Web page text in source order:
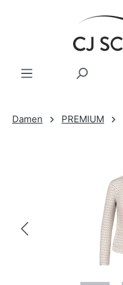
Zum Hauptinhalt springen
Damen PREMIUM